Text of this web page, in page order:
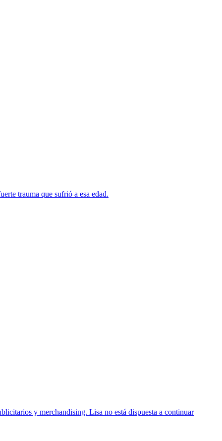
trauma que sufrió a esa edad.
y merchandising. Lisa no está dispuesta a continuar